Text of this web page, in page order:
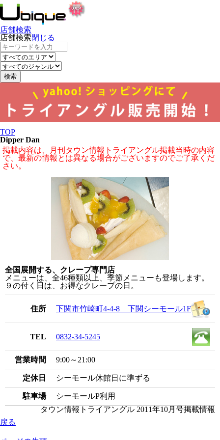
店舗検索
店舗検索閉じる
検索
TOP
Dipper Dan
掲載内容は、月刊タウン情報トライアングル掲載当時の内容
で、最新の情報とは異なる場合がございますのでご了承くだ
さい。
全国展開する、クレープ専門店
メニューは、全46種類以上、季節メニューも登場します。
９の付く日は、お得なクレープの日。
住所 下関市竹崎町4-4-8 下関シーモール1F
TEL 0832-34-5245
営業時間 9:00～21:00
定休日 シーモール休館日に準ずる
駐車場
シーモールP利用
タウン情報トライアングル 2011年10月号掲載情報
戻る